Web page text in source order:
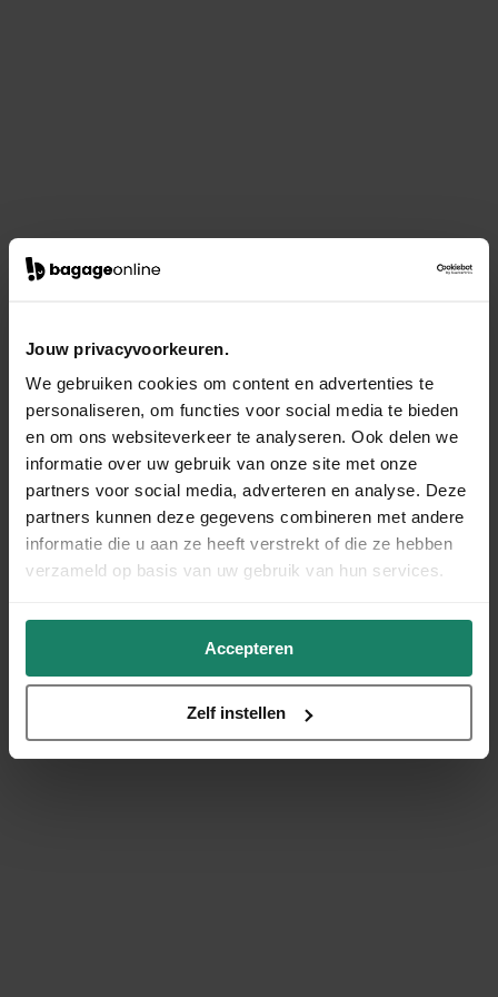
Jouw privacyvoorkeuren.
We gebruiken cookies om content en advertenties te
personaliseren, om functies voor social media te bieden
en om ons websiteverkeer te analyseren. Ook delen we
informatie over uw gebruik van onze site met onze
partners voor social media, adverteren en analyse. Deze
partners kunnen deze gegevens combineren met andere
informatie die u aan ze heeft verstrekt of die ze hebben
verzameld op basis van uw gebruik van hun services.
Accepteren
Zelf instellen